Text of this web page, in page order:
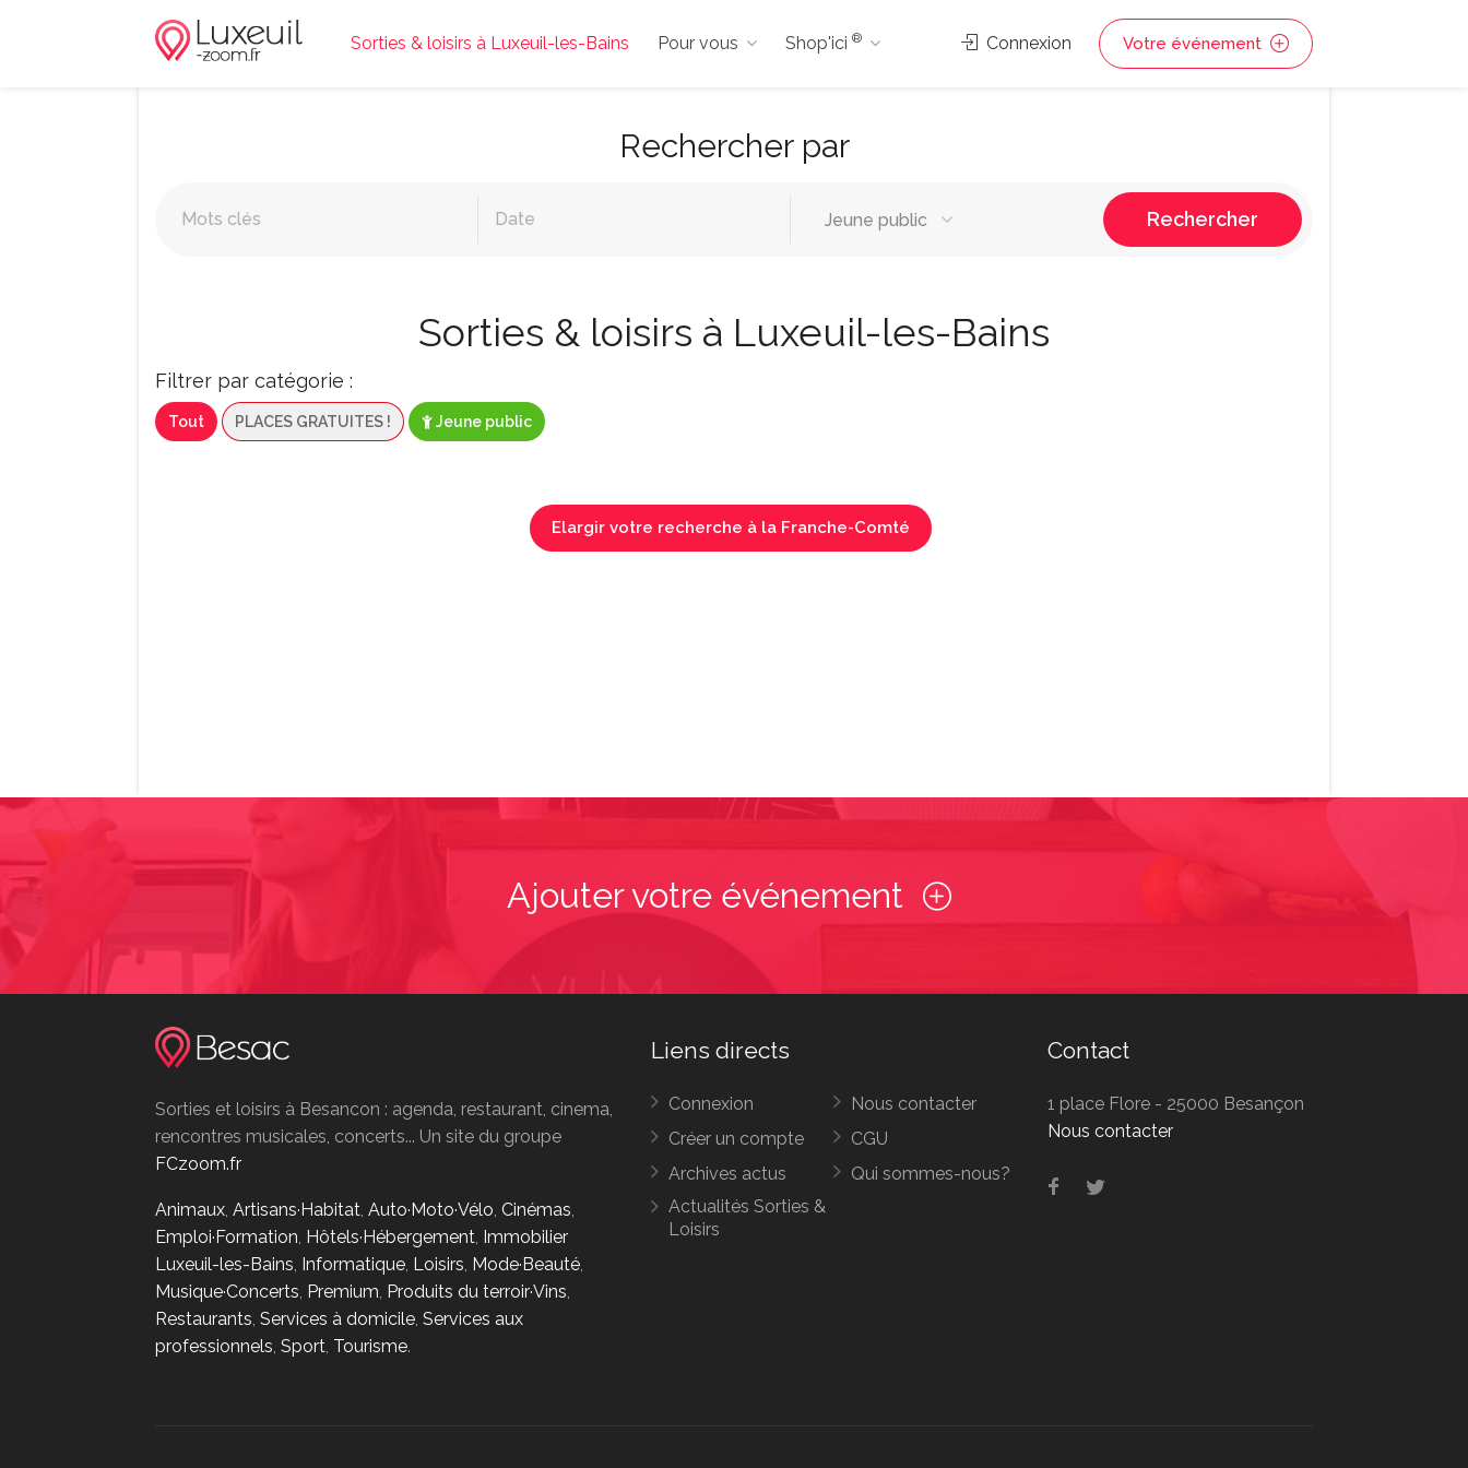
Sorties & loisirs à Luxeuil-les-Bains Pour vous Shop'ici® Connexion Votre événement
Rechercher par
Jeune public Rechercher
Sorties & loisirs à Luxeuil-les-Bains
Filtrer par catégorie :
Tout PLACES GRATUITES ! Jeune public
Elargir votre recherche à la Franche-Comté
Ajouter votre événement
Sorties et loisirs à Besancon : agenda, restaurant, cinema,
rencontres musicales, concerts... Un site du groupe
FCzoom.fr
Animaux, Artisans·Habitat, Auto·Moto·Vélo, Cinémas,
Emploi·Formation, Hôtels·Hébergement, Immobilier
Luxeuil-les-Bains, Informatique, Loisirs, Mode·Beauté,
Musique·Concerts, Premium, Produits du terroir·Vins,
Restaurants, Services à domicile, Services aux
professionnels, Sport, Tourisme.
Liens directs
Connexion
Créer un compte
Archives actus
Actualités Sorties &
Loisirs
Nous contacter
CGU
Qui sommes-nous?
Contact
1 place Flore - 25000 Besançon
Nous contacter